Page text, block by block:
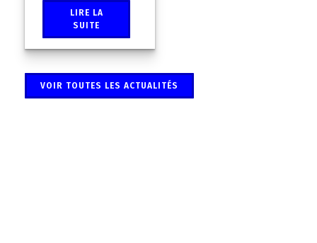
LIRE LA
SUITE
VOIR TOUTES LES ACTUALITÉS